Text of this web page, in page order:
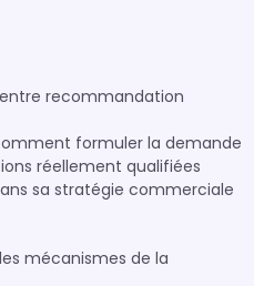
recommandation
formuler la demande
réellement qualifiées
sa stratégie commerciale
mécanismes de la